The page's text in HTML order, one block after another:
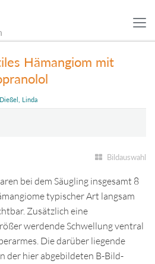
ARTIKEL
Hämangiom mit
A.
Dießel, Linda
Bildauswahl
bei dem Säugling insgesamt 8
typischer Art langsam
Zusätzlich eine
werdende Schwellung ventral
Die darüber liegende
der hier abgebildeten B-Bild-